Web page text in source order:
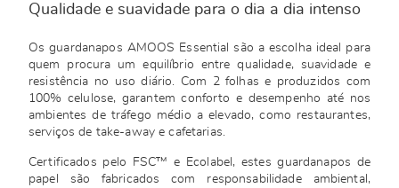
Qualidade e suavidade para o dia a dia intenso
Os guardanapos AMOOS Essential são a escolha ideal para
quem procura um equilíbrio entre qualidade, suavidade e
resistência no uso diário. Com 2 folhas e produzidos com
100% celulose, garantem conforto e desempenho até nos
ambientes de tráfego médio a elevado, como restaurantes,
serviços de take-away e cafetarias.
Certificados pelo FSC™ e Ecolabel, estes guardanapos de
papel são fabricados com responsabilidade ambiental,